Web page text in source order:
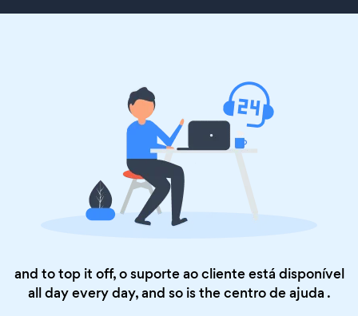
and to top it off, o suporte ao cliente está disponível
all day every day, and so is thecentro de ajuda .